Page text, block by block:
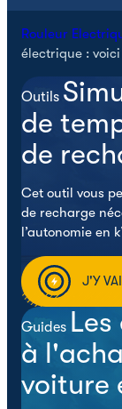
Rouleur
électrique :
Outils
de
de
Cet outil vous
de recharge
l’autonomie
J'Y
Guides Les
à
voiture